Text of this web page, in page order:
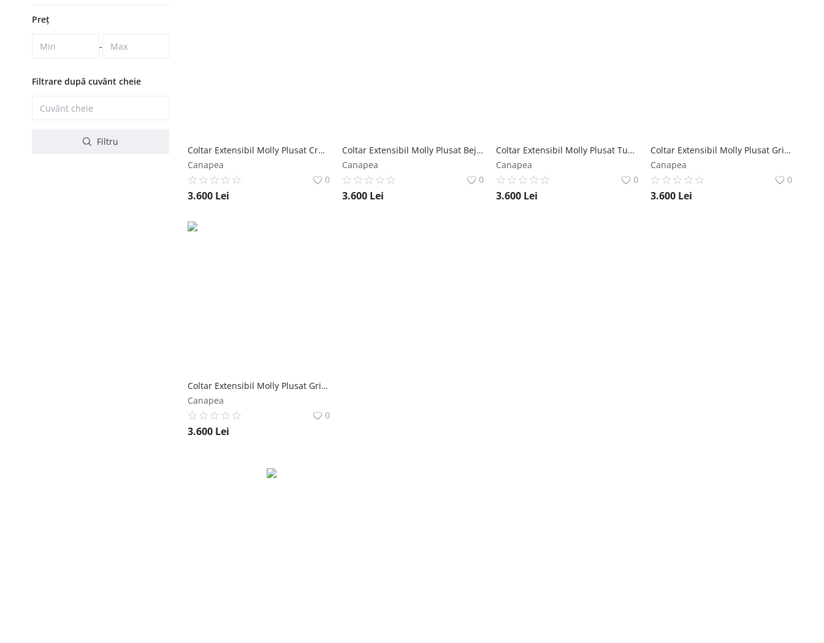
Preț
-
Filtrare după cuvânt cheie
Filtru
Coltar Extensibil Molly Plusat Crem Mobila Laguna
Canapea
0
3.600 Lei
Coltar Extensibil Molly Plusat Bej Mobila Laguna
Canapea
0
3.600 Lei
Coltar Extensibil Molly Plusat Turcoaz Mobila Laguna
Canapea
0
3.600 Lei
Coltar Extensibil Molly Plusat Gri Deschis Mobila Laguna
Canapea
0
3.600 Lei
Coltar Extensibil Molly Plusat Gri Inchis Mobila Laguna
Canapea
0
3.600 Lei